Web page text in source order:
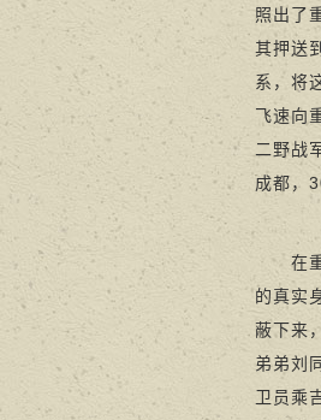
照出了
其押送
系，将
飞速向
二野战
成都，
在重
的真实
蔽下来
弟弟刘
卫员乘